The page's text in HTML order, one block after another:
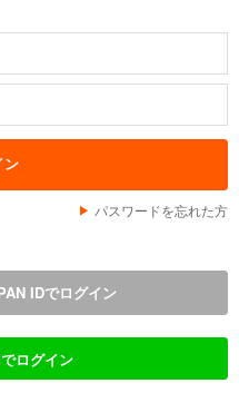
パスワードを忘れた方
IDでログイン
ログイン